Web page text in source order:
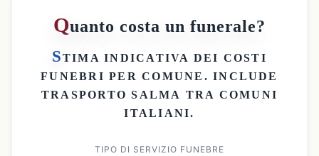
Quanto costa un funerale?
STIMA INDICATIVA DEI COSTI
FUNEBRI PER COMUNE . INCLUDE
TRASPORTO SALMA TRA COMUNI
ITALIANI.
TIPO DI SERVIZIO FUNEBRE